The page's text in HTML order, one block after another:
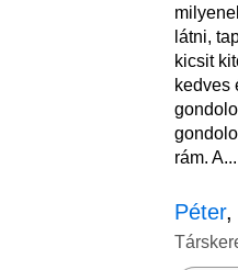
látni,
kicsit
kedves
rám. A...
Péter,